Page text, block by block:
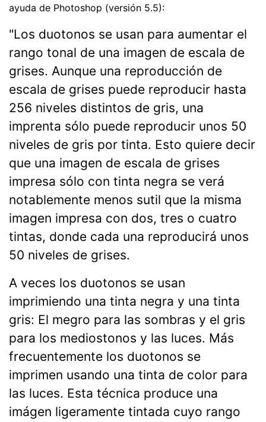
ayuda de Photoshop (versión 5.5):
"Los duotonos se usan para aumentar el
rango tonal de una imagen de escala de
grises. Aunque una reproducción de
escala de grises puede reproducir hasta
256 niveles distintos de gris, una
imprenta sólo puede reproducir unos 50
niveles de gris por tinta. Esto quiere decir
que una imagen de escala de grises
impresa sólo con tinta negra se verá
notablemente menos sutil que la misma
imagen impresa con dos, tres o cuatro
tintas, donde cada una reproducirá unos
50 niveles de grises.
A veces los duotonos se usan
imprimiendo una tinta negra y una tinta
gris: El megro para las sombras y el gris
para los mediostonos y las luces. Más
frecuentemente los duotonos se
imprimen usando una tinta de color para
las luces. Esta técnica produce una
imágen ligeramente tintada cuyo rango